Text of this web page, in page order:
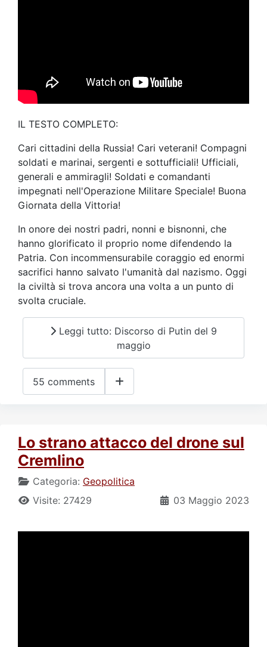
IL TESTO COMPLETO:
Cari cittadini della Russia! Cari veterani! Compagni
soldati e marinai, sergenti e sottufficiali! Ufficiali,
generali e ammiragli! Soldati e comandanti
impegnati nell'Operazione Militare Speciale! Buona
Giornata della Vittoria!
In onore dei nostri padri, nonni e bisnonni, che
hanno glorificato il proprio nome difendendo la
Patria. Con incommensurabile coraggio ed enormi
sacrifici hanno salvato l'umanità dal nazismo. Oggi
la civiltà si trova ancora una volta a un punto di
svolta cruciale.
Leggi tutto: Discorso di Putin del 9
maggio
55 comments
Lo strano attacco del drone sul
Cremlino
Categoria: Geopolitica
03 Maggio 2023
Visite: 27429